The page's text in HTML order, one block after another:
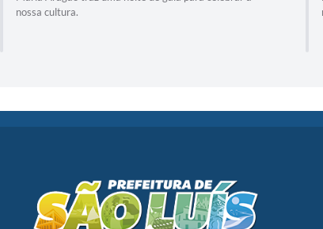
recebe um ...